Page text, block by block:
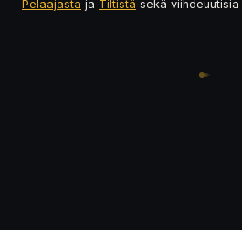
Pelaajasta ja Tiltistä sekä viihdeuutisia